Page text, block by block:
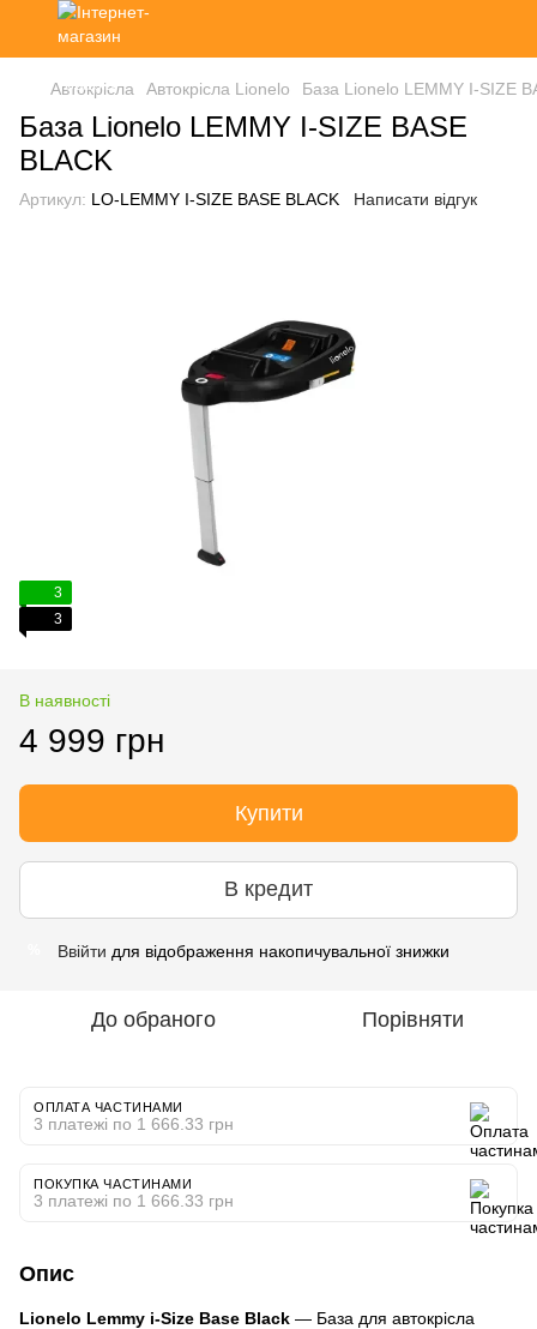
Автокрісла Автокрісла Lionelo База Lionelo LEMMY I-SIZE
База Lionelo LEMMY I-SIZE BASE
BLACK
Артикул: LO-LEMMY I-SIZE BASE BLACK Написати відгук
3
3
В наявності
4 999 грн
Купити
В кредит
Ввійти для відображення накопичувальної знижки
До обраного Порівняти
ОПЛАТА ЧАСТИНАМИ
3 платежі по 1 666.33 грн
ПОКУПКА ЧАСТИНАМИ
3 платежі по 1 666.33 грн
Опис
Lionelo Lemmy i-Size Base Black — База для автокрісла